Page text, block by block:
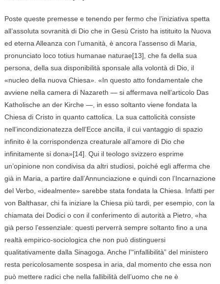
Poste queste premesse e tenendo per fermo che l’iniziativa spetta
all’assoluta sovranità di Dio che in Gesù Cristo ha istituito la Nuova
ed eterna Alleanza con l’umanità, è ancora l’assenso di Maria,
pronunciato loco totius humanae naturae[13], che fa della sua
persona, della sua disponibilità sponsale alla volontà di Dio, il
«nucleo della nuova Chiesa». «In questo atto fondamentale che
avviene nella camera di Nazareth — si affermava nell’articolo Das
Katholische an der Kirche —, in esso soltanto viene fondata la
Chiesa di Cristo in quanto cattolica. La sua cattolicità consiste
nell’incondizionatezza dell’Ecce ancilla, il cui vantaggio di spazio
infinito è la corrispondenza creaturale all’amore di Dio che
infinitamente si dona»[14]. Qui il teologo svizzero esprime
un’opinione non condivisa da altri studiosi, poiché egli afferma che
già in Maria, a partire dall’Annunciazione e quindi con l’Incarnazione
del Verbo, «idealmente» sarebbe stata fondata la Chiesa. Infatti per
von Balthasar, chi fa iniziare la Chiesa più tardi, per esempio, con la
chiamata dei Dodici o con il conferimento di autorità a Pietro, «ha
già perso l’essenziale: questi perverrà sempre soltanto fino a una
realtà empirico-sociologica che non può distinguersi
qualitativamente dalla Sinagoga. Anche l’“infallibilità” del ministero
resta pericolosamente sospesa in aria, dal momento che essa non
può mettere radici che nella fallibilità dell’uomo che ne è